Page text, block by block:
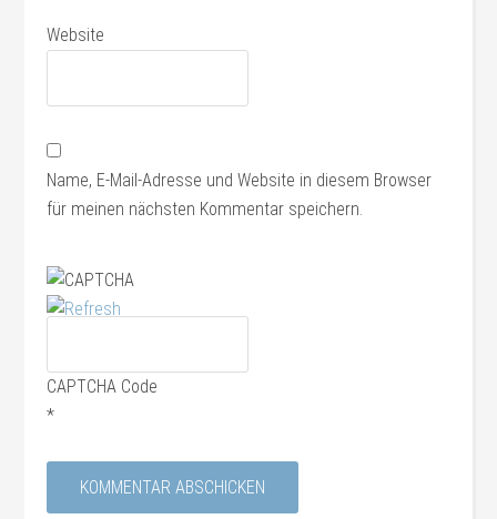
Website
Name, E-Mail-Adresse und Website in diesem Browser
für meinen nächsten Kommentar speichern.
CAPTCHA Code
*